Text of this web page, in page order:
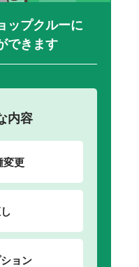
ップクルーに
できます
内容
変更
ョン